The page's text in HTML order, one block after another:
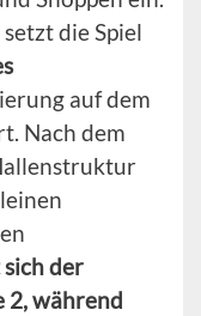
die Spiel
auf dem
Nach dem
der
2, während